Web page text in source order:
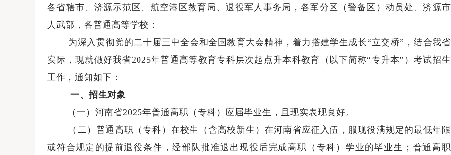
各省辖市、济源示范区、航空港区教育局、退役军人事务局，各军分区（警备区）动员处、济源市
人武部，各普通高等学校：
为深入贯彻党的二十届三中全会和全国教育大会精神，着力搭建学生成长“立交桥”，结合我省
实际，现就做好我省2025年普通高等教育专科层次起点升本科教育（以下简称“专升本”）考试招生
工作，通知如下：
一、招生对象
（一）河南省2025年普通高职（专科）应届毕业生，且现实表现良好。
（二）普通高职（专科）在校生（含高校新生）在河南省应征入伍，服现役满规定的最低年限
或符合规定的提前退役条件，经部队批准退出现役后完成高职（专科）学业的毕业生；普通高职